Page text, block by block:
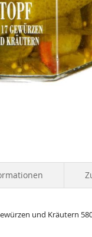
und Kräutern